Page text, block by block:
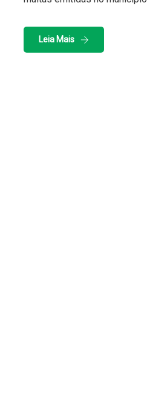
Leia Mais